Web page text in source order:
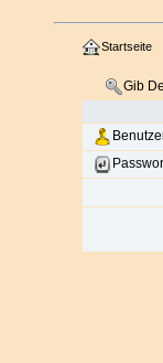
Startseite
Gib